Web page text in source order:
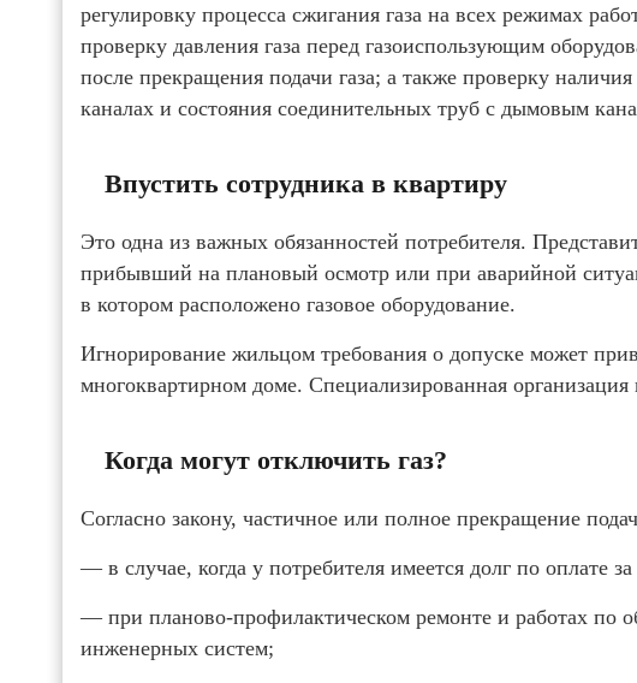
регулировку процесса сжигания газа на всех режимах
проверку давления газа перед газоиспользующим
после прекращения подачи газа; а также проверку
каналах и состояния соединительных труб с дымовым
Впустить сотрудника в квартиру
Это одна из важных обязанностей потребителя.
прибывший на плановый осмотр или при аварийной
в котором расположено газовое оборудование.
Игнорирование жильцом требования о допуске может
многоквартирном доме. Специализированная организация
Когда могут отключить газ?
Согласно закону, частичное или полное прекращение
— в случае, когда у потребителя имеется долг по оплате
— при планово-профилактическом ремонте и работах по
инженерных систем;